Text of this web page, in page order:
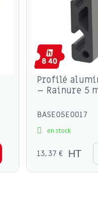
Profilé
– Rainure 5
BASE05E0017
en stock
13,37 € HT